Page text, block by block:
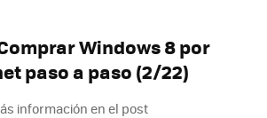
Windows 8 por
paso a paso (2/22)
información en el post